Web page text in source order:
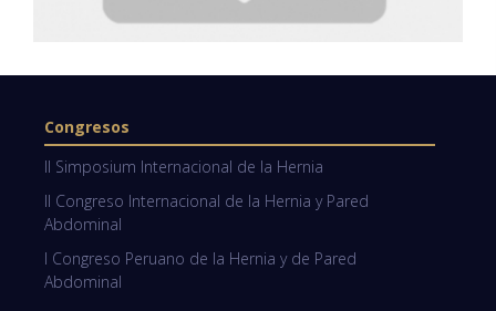
Congresos
II Simposium Internacional de la Hernia
II Congreso Internacional de la Hernia y Pared
Abdominal
I Congreso Peruano de la Hernia y de Pared
Abdominal